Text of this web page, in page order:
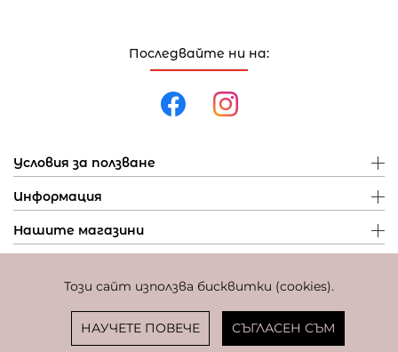
Този сайт използва бисквитки (cookies).
НАУЧЕТЕ ПОВЕЧЕ СЪГЛАСЕН СЪМ
Последвайте ни на:
Условия за ползване
Информация
Нашите магазини
Фиксиран курс за превалутиране: 1 EUR = 1,95583 BGN